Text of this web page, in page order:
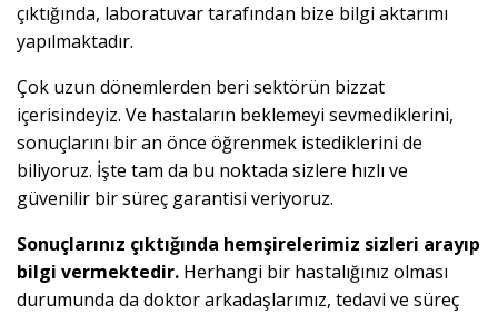
çıktığında, laboratuvar tarafından bize bilgi aktarımı
yapılmaktadır.
Çok uzun dönemlerden beri sektörün bizzat
içerisindeyiz. Ve hastaların beklemeyi sevmediklerini,
sonuçlarını bir an önce öğrenmek istediklerini de
biliyoruz. İşte tam da bu noktada sizlere hızlı ve
güvenilir bir süreç garantisi veriyoruz.
Sonuçlarınız çıktığında hemşirelerimiz sizleri arayıp
bilgi vermektedir. Herhangi bir hastalığınız olması
durumunda da doktor arkadaşlarımız, tedavi ve süreç